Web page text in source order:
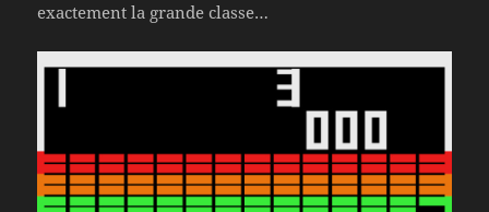
exactement la grande classe…